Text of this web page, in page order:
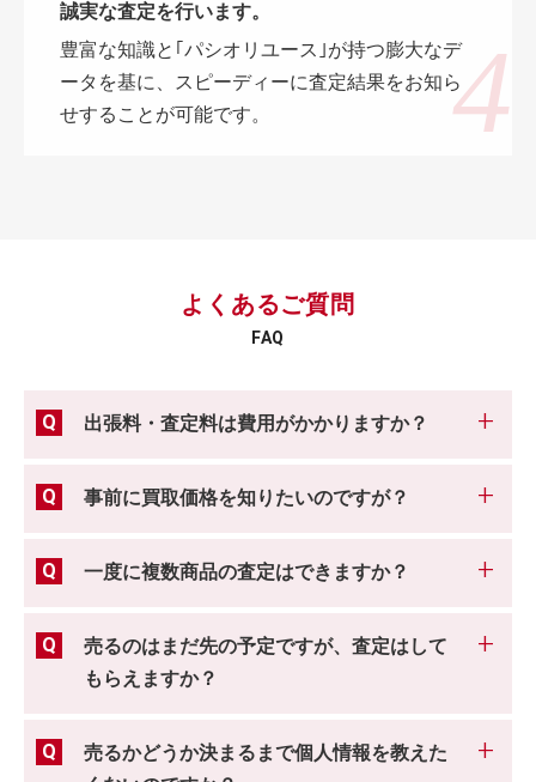
誠実な査定を行います。
豊富な知識と｢パシオリユース｣が持つ膨大なデ
ータを基に、スピーディーに査定結果をお知ら
せすることが可能です。
よくあるご質問
FAQ
出張料・査定料は費用がかかりますか？
事前に買取価格を知りたいのですが？
一度に複数商品の査定はできますか？
売るのはまだ先の予定ですが、査定はして
もらえますか？
売るかどうか決まるまで個人情報を教えた